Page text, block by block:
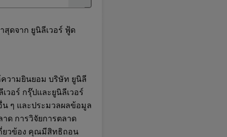
ดจาก ยูนิลีเวอร์ ฟู้ด
วามยินยอม บริษัท ยูนิลี
วอร์ กรุ๊ปและยูนิลีเวอร์
ๆ และประมวลผลข้อมูล
ด การวิจัยการตลาด
ยวข้อง คุณมีสิทธิถอน